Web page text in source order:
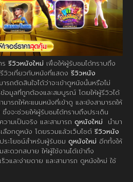
รีวิวหนังใหม่ เพื่อให้ผู้รับชมได้ทราบถึง
วิวเกี่ยวกับหนังที่แสดง รีวิวหนัง
รถตัดสินใจได้ว่าจะเข้าดูหนังนั้นหรือไม่
ข้อมูลที่ถูกต้องและสมบูรณ์ โดยให้ผู้รีวิวได้
ารถให้คะแนนหนังที่เข้าดู และยังสามารถให้
งจะช่วยให้ผู้รับชมได้ทราบถึงประเด็น
ามเป็นจริง และสามารถ ดูหนังใหม่ นำมา
เลือกดูหนัง โดยรวมแล้วเว็บไซต์ รีวิวหนัง
ระโยชน์สำหรับผู้รับชม ดูหนังใหม่ อีกทั้งให้
ะดวกสบาย ให้ผู้ใช้งานได้เข้าถึง
วและง่ายดาย และสามารถ ดูหนังใหม่ ใช้